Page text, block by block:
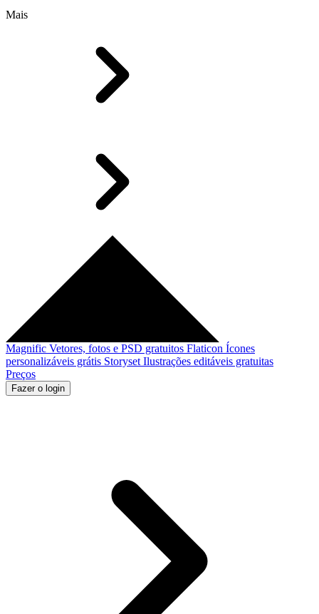
Mais
Magnific Vetores, fotos e PSD gratuitos Flaticon Ícones
personalizáveis grátis Storyset Ilustrações editáveis gratuitas
Preços
Fazer o login